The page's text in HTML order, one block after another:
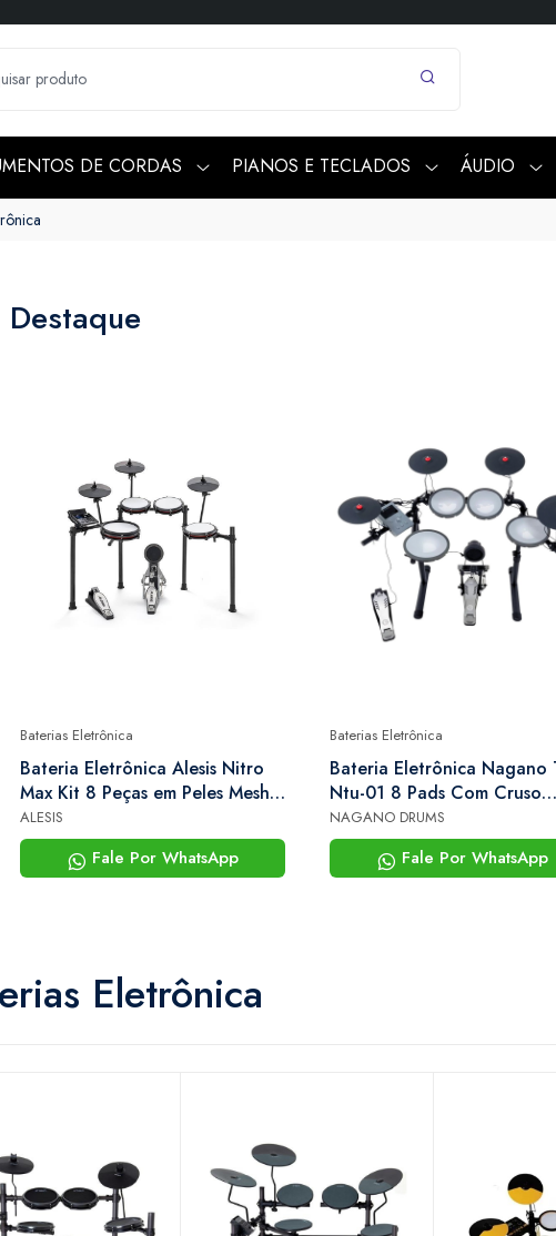
DE CORDAS PIANOS E TECLADOS ÁUDIO
Baterias Eletrônica
Bateria Eletrônica Alesis Nitro
Max Kit 8 Peças em Peles Mesh,
Bluetooth, 32 Kits Premium, 440
Sons
ALESIS
Fale Por WhatsApp
Baterias Eletrônica
Bateria Eletrônica Nagano
Ntu-01 8 Pads Com Cruso
Grátis
NAGANO DRUMS
Fale Por WhatsApp
Eletrônica